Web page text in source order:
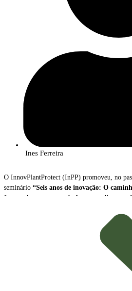
FCT, Madalena Alves, o Presidente da
António Grilo, o Presidente da Comissão
PRR, Pedro Dominguinhos e a Diretora
Ines Ferreira
O InnovPlantProtect (InPP) promoveu, no
seminário “Seis anos de inovação: O
futuro dos setores agrícola e
O evento reuniu, pela primeira vez de forma
Colaborativos (CoLABs) com intervenção
InnovPlantProtect,
Food4Sustainability, MORE CoLAB e